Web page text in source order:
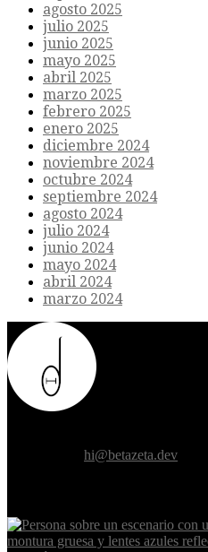
agosto 2025
julio 2025
junio 2025
mayo 2025
abril 2025
marzo 2025
febrero 2025
enero 2025
diciembre 2024
noviembre 2024
octubre 2024
septiembre 2024
agosto 2024
julio 2024
junio 2024
mayo 2024
abril 2024
marzo 2024
hi@betazeta.dev